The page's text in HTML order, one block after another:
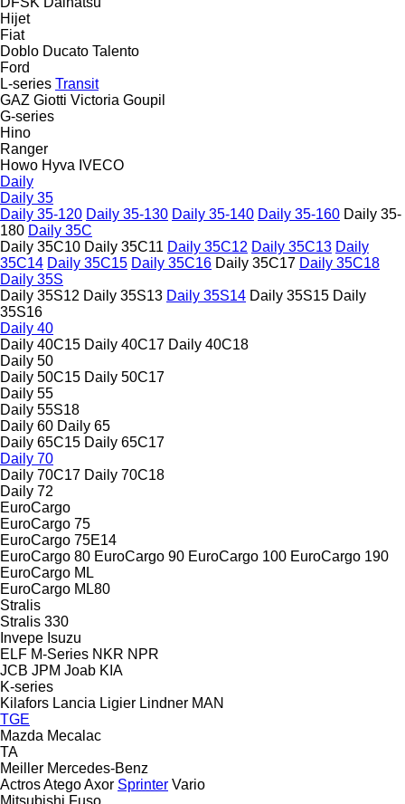
Hijet
Fiat
Doblo Ducato Talento
Ford
L-series Transit
GAZ Giotti Victoria Goupil
G-series
Hino
Ranger
Howo Hyva IVECO
Daily
Daily 35
Daily 35-120 Daily 35-130 Daily 35-140 Daily 35-160 Daily 35-
180 Daily 35C
Daily 35C10 Daily 35C11 Daily 35C12 Daily 35C13 Daily
35C14 Daily 35C15 Daily 35C16 Daily 35C17 Daily 35C18
Daily 35S
Daily 35S12 Daily 35S13 Daily 35S14 Daily 35S15 Daily
35S16
Daily 40
Daily 40C15 Daily 40C17 Daily 40C18
Daily 50
Daily 50C15 Daily 50C17
Daily 55
Daily 55S18
Daily 60 Daily 65
Daily 65C15 Daily 65C17
Daily 70
Daily 70C17 Daily 70C18
Daily 72
EuroCargo
EuroCargo 75
EuroCargo 75E14
EuroCargo 80 EuroCargo 90 EuroCargo 100 EuroCargo 190
EuroCargo ML
EuroCargo ML80
Stralis
Stralis 330
Invepe Isuzu
ELF M-Series NKR NPR
JCB JPM Joab KIA
K-series
Kilafors Lancia Ligier Lindner MAN
TGE
Mazda Mecalac
TA
Meiller Mercedes-Benz
ActrosAtegoAxor Sprinter Vario
Mitsubishi Fuso